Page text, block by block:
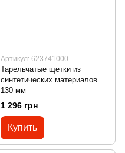
Артикул: 623741000
Тарельчатые щетки из
синтетических материалов
130 мм
1 296 грн
Купить